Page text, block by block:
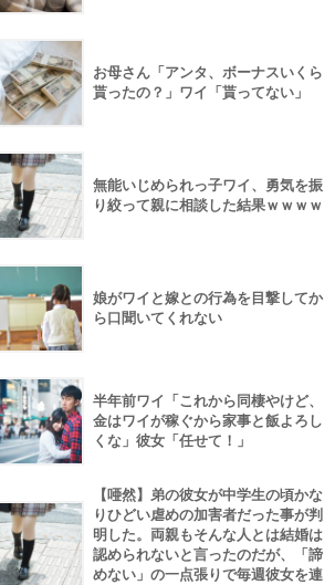
百年の恋12-899 食べた量を張り合ってくる
【悲報】佐藤輝明・・・２軍でも盛大にやら
お母さん「アンタ、ボーナスいくら
貰ったの？」ワイ「貰ってない」
無能いじめられっ子ワイ、勇気を振
り絞って親に相談した結果ｗｗｗｗ
娘がワイと嫁との行為を目撃してか
ら口聞いてくれない
半年前ワイ「これから同棲やけど、
金はワイが稼ぐから家事と飯よろし
くな」彼女「任せて！」
【唖然】弟の彼女が中学生の頃かな
りひどい虐めの加害者だった事が判
明した。両親もそんな人とは結婚は
認められないと言ったのだが、「諦
めない」の一点張りで毎週彼女を連